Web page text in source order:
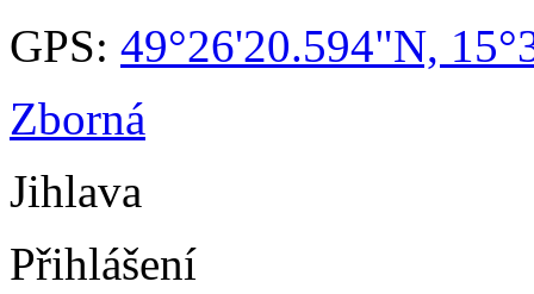
GPS: 49°26'20.594"N,
Zborná
Jihlava
Přihlášení